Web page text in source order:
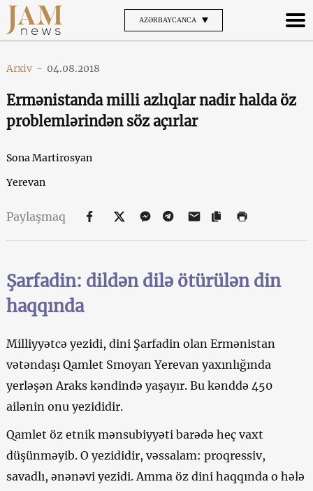
AZƏRBAYCANCA
Arxiv - 04.08.2018
Ermənistanda milli azlıqlar nadir halda öz
problemlərindən söz açırlar
Sona Martirosyan
Yerevan
Paylaşmaq
Şarfadin: dildən dilə ötürülən din
haqqında
Milliyyətcə yezidi, dini Şarfadin olan Ermənistan
vətəndaşı Qamlet Smoyan Yerevan yaxınlığında
yerləşən Araks kəndində yaşayır. Bu kənddə 450
ailənin onu yezididir.
Qamlet öz etnik mənsubiyyəti barədə heç vaxt
düşünməyib. O yezididir, vəssalam: proqressiv,
savadlı, ənənəvi yezidi. Amma öz dini haqqında o hələ